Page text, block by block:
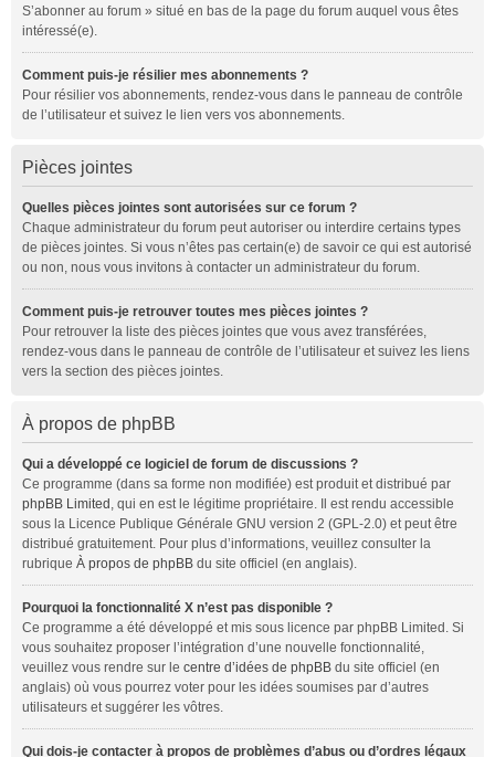
S’abonner au forum » situé en bas de la page du forum auquel vous êtes
intéressé(e).
Comment puis-je résilier mes abonnements ?
Pour résilier vos abonnements, rendez-vous dans le panneau de contrôle
de l’utilisateur et suivez le lien vers vos abonnements.
Pièces jointes
Quelles pièces jointes sont autorisées sur ce forum ?
Chaque administrateur du forum peut autoriser ou interdire certains types
de pièces jointes. Si vous n’êtes pas certain(e) de savoir ce qui est autorisé
ou non, nous vous invitons à contacter un administrateur du forum.
Comment puis-je retrouver toutes mes pièces jointes ?
Pour retrouver la liste des pièces jointes que vous avez transférées,
rendez-vous dans le panneau de contrôle de l’utilisateur et suivez les liens
vers la section des pièces jointes.
À propos de phpBB
Qui a développé ce logiciel de forum de discussions ?
Ce programme (dans sa forme non modifiée) est produit et distribué par
phpBB Limited , qui en est le légitime propriétaire. Il est rendu accessible
sous la Licence Publique Générale GNU version 2 (GPL-2.0) et peut être
distribué gratuitement. Pour plus d’informations, veuillez consulter la
rubrique À propos de phpBB du site officiel (en anglais).
Pourquoi la fonctionnalité X n’est pas disponible ?
Ce programme a été développé et mis sous licence par phpBB Limited. Si
vous souhaitez proposer l’intégration d’une nouvelle fonctionnalité,
veuillez vous rendre sur le centre d’idées de phpBB du site officiel (en
anglais) où vous pourrez voter pour les idées soumises par d’autres
utilisateurs et suggérer les vôtres.
Qui dois-je contacter à propos de problèmes d’abus ou d’ordres légaux